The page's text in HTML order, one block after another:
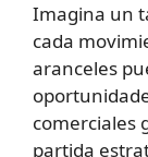
Imagina un
cada
aranceles
comerciales
partida